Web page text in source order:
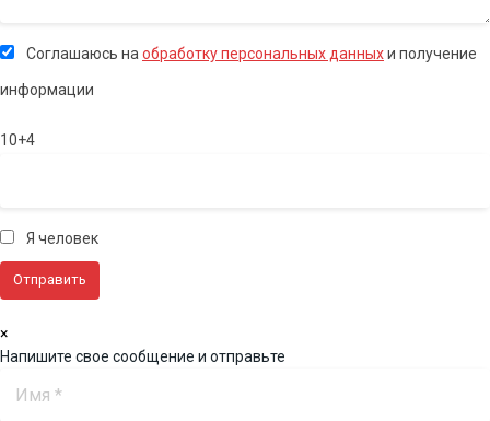
Соглашаюсь на обработку персональных данныхи получение
информации
10+4
Я человек
×
Напишите свое сообщение и отправьте